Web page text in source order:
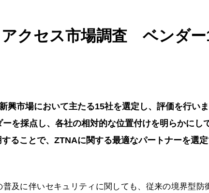
クセス市場調査 ベンダー
興市場において主たる15社を選定し、評価を行い
を採点し、各社の相対的な位置付けを明らかにし
ることで、ZTNAに関する最適なパートナーを選
及に伴いセキュリティに関しても、従来の境界型防